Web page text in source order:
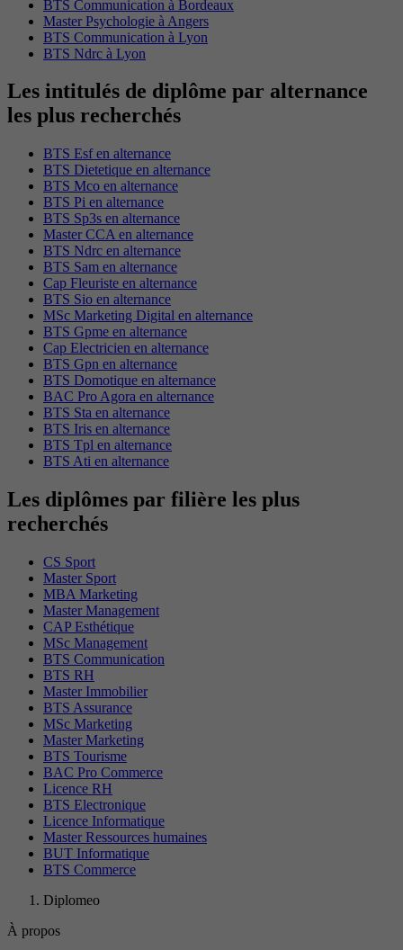
BTS Communication à Bordeaux
Master Psychologie à Angers
BTS Communication à Lyon
BTS Ndrc à Lyon
Les intitulés de diplôme par alternance
les plus recherchés
BTS Esf en alternance
BTS Dietetique en alternance
BTS Mco en alternance
BTS Pi en alternance
BTS Sp3s en alternance
Master CCA en alternance
BTS Ndrc en alternance
BTS Sam en alternance
Cap Fleuriste en alternance
BTS Sio en alternance
MSc Marketing Digital en alternance
BTS Gpme en alternance
Cap Electricien en alternance
BTS Gpn en alternance
BTS Domotique en alternance
BAC Pro Agora en alternance
BTS Sta en alternance
BTS Iris en alternance
BTS Tpl en alternance
BTS Ati en alternance
Les diplômes par filière les plus
recherchés
CS Sport
Master Sport
MBA Marketing
Master Management
CAP Esthétique
MSc Management
BTS Communication
BTS RH
Master Immobilier
BTS Assurance
MSc Marketing
Master Marketing
BTS Tourisme
BAC Pro Commerce
Licence RH
BTS Electronique
Licence Informatique
Master Ressources humaines
BUT Informatique
BTS Commerce
Diplomeo
À propos